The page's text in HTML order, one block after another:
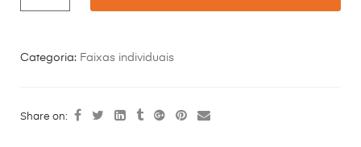
Categoria: Faixas individuais
Share on: